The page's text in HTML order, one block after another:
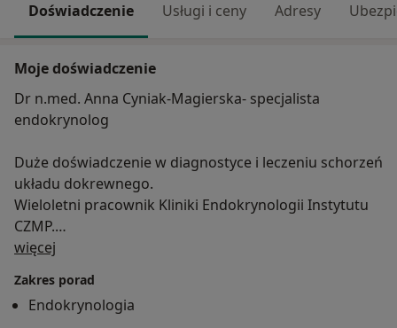
Doświadczenie Usługi i ceny Adresy
Moje doświadczenie
Dr n.med. Anna Cyniak-Magierska- specjalista
endokrynolog
Duże doświadczenie w diagnostyce i leczeniu schorzeń
układu dokrewnego.
Wieloletni pracownik Kliniki Endokrynologii Instytutu
CZMP.
Wykonuje usg tarczycy.
więcej
Zakres porad
Endokrynologia